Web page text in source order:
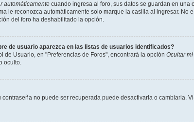
automáticamente cuando ingresa al foro, sus datos se guardan en
le reconozca automáticamente solo marque la casilla al ingresar.
del foro ha deshabilitado la opción.
de usuario aparezca en las listas de usuarios identificados?
de Usuario, en "Preferencias de Foros", encontrará la opción Ocultar
oculto.
contraseña no puede ser recuperada puede desactivarla o cambiarla.